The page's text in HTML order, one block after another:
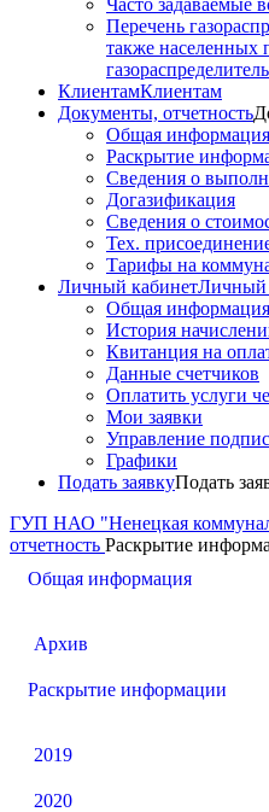
Часто задаваемые
Перечень
также населенных
КлиентамКлиентам
Документы, отчетность
Общая информация
Раскрытие
Сведения о
Догазификация
Сведения о
Тех.
Тарифы на
Личный кабинетЛичный
Общая информация
История
Квитанция на
Данные счетчиков
Оплатить услуги
Мои заявки
Управление
Графики
Подать заявкуПодать
ГУП НАО "Ненецкая
отчетность Раскрытие
Общая информация
Архив
Раскрытие информации
2019
2020